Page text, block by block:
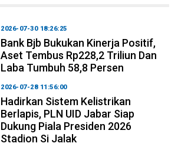
2026-07-30 18:26:25
Bank Bjb Bukukan Kinerja Positif,
Aset Tembus Rp228,2 Triliun Dan
Laba Tumbuh 58,8 Persen
2026-07-28 11:56:00
Hadirkan Sistem Kelistrikan
Berlapis, PLN UID Jabar Siap
Dukung Piala Presiden 2026
Stadion Si Jalak